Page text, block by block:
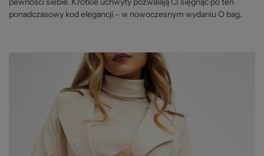
ponadczasowy kod elegancji – w nowoczesnym wydaniu O bag.